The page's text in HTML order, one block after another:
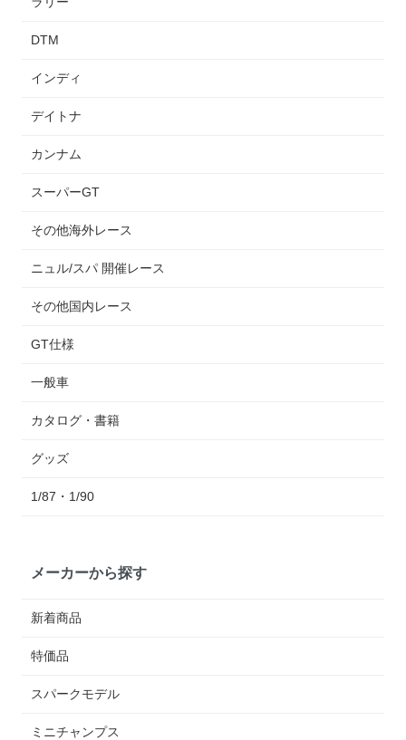
DTM
インディ
デイトナ
カンナム
スーパーGT
その他海外レース
ニュル/スパ 開催レース
その他国内レース
GT仕様
一般車
カタログ・書籍
グッズ
1/87・1/90
メーカーから探す
新着商品
特価品
スパークモデル
ミニチャンプス